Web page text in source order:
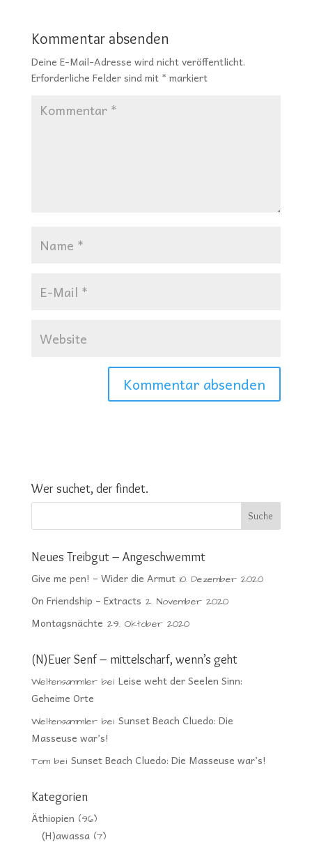
Kommentar absenden
Deine E-Mail-Adresse wird nicht veröffentlicht.
Erforderliche Felder sind mit * markiert
Wer suchet, der findet.
Neues Treibgut – Angeschwemmt
Give me pen! – Wider die Armut 10. Dezember 2020
On Friendship – Extracts 2. November 2020
Montagsnächte 29. Oktober 2020
(N)Euer Senf – mittelscharf, wenn’s geht
Weltensammlerbei Leise weht der Seelen Sinn:
Geheime Orte
Weltensammlerbei Sunset Beach Cluedo: Die
Masseuse war’s!
Tombei Sunset Beach Cluedo: Die Masseuse war’s!
Kategorien
Äthiopien (96)
(H)awassa(7)